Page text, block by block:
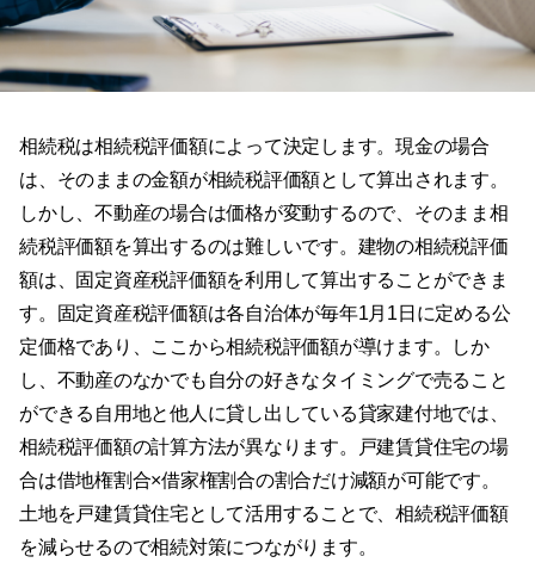
相続税は相続税評価額によって決定します。現金の場合
は、そのままの金額が相続税評価額として算出されます。
しかし、不動産の場合は価格が変動するので、そのまま相
続税評価額を算出するのは難しいです。建物の相続税評価
額は、固定資産税評価額を利用して算出することができま
す。固定資産税評価額は各自治体が毎年1月1日に定める公
定価格であり、ここから相続税評価額が導けます。しか
し、不動産のなかでも自分の好きなタイミングで売ること
ができる自用地と他人に貸し出している貸家建付地では、
相続税評価額の計算方法が異なります。戸建賃貸住宅の場
合は借地権割合×借家権割合の割合だけ減額が可能です。
土地を戸建賃貸住宅として活用することで、相続税評価額
を減らせるので相続対策につながります。